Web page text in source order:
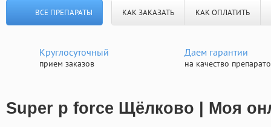
ВСЕ ПРЕПАРАТЫ КАК ЗАКАЗАТЬ КАК ОПЛАТИТЬ
Круглосуточный
прием заказов
Даем гарантии
на качество
Super p force Щёлково | Моя